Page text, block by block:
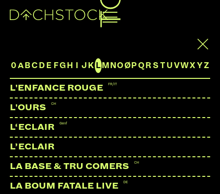
PROJEKT ET St.Gallen
0A B C D E FG H J K L M N OØ P Q R S T UVWX YZ
L'ENFANCE ROUGE FR/IT
L'OURS CH
L‘ECLAIR Genf
L’ECLAIR
LA BASE & TRU COMERS CH
LA BOUM FATALE LIVE DE